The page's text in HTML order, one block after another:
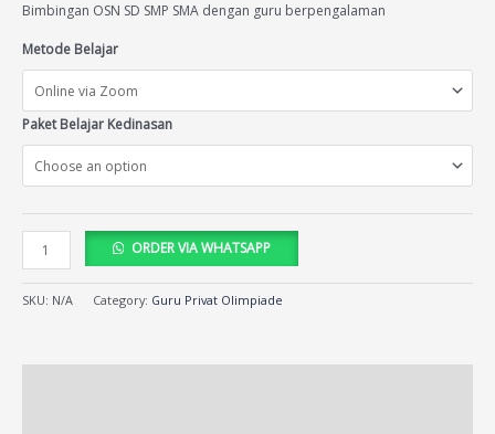
Bimbingan OSN SD SMP SMA dengan guru berpengalaman
Metode Belajar
Paket Belajar Kedinasan
ORDER VIA WHATSAPP
SKU: N/A Category: Guru Privat Olimpiade